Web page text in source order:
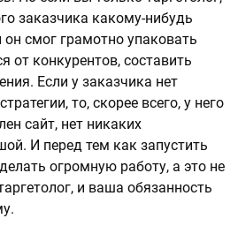
заказчика какому-нибудь
смог грамотно упаковать
от конкурентов, составить
Если у заказчика нет
то, скорее всего, у него
сайт, нет никаких
И перед тем как запустить
огромную работу, а это не
и ваша обязанность